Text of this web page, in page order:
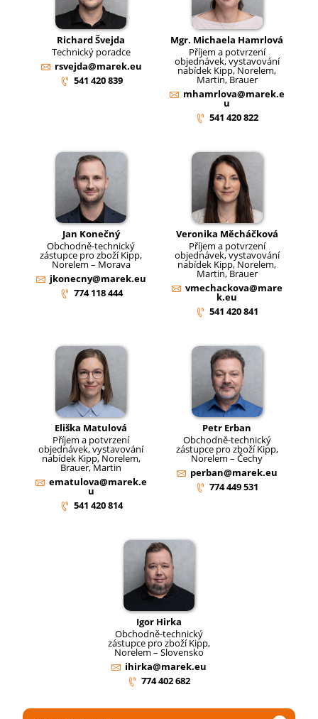
Richard Švejda
Technický poradce
rsvejda@marek.eu
541 420 839
Mgr. Michaela Hamrlová
Příjem a potvrzení
objednávek, vystavování
nabídek Kipp, Norelem,
Martin, Brauer
mhamrlova@marek.e
u
541 420 822
Jan Konečný
Obchodně-technický
zástupce pro zboží Kipp,
Norelem – Morava
jkonecny@marek.eu
774 118 444
Veronika Měcháčková
Příjem a potvrzení
objednávek, vystavování
nabídek Kipp, Norelem,
Martin, Brauer
vmechackova@mare
k.eu
541 420 841
Eliška Matulová
Příjem a potvrzení
objednávek, vystavování
nabídek Kipp, Norelem,
Brauer, Martin
ematulova@marek.e
u
541 420 814
Petr Erban
Obchodně-technický
zástupce pro zboží Kipp,
Norelem – Čechy
perban@marek.eu
774 449 531
Igor Hirka
Obchodně-technický
zástupce pro zboží Kipp,
Norelem – Slovensko
ihirka@marek.eu
774 402 682